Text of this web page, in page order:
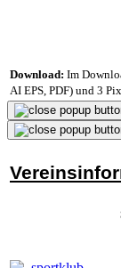
Download: Im
AI EPS, PDF) und 3